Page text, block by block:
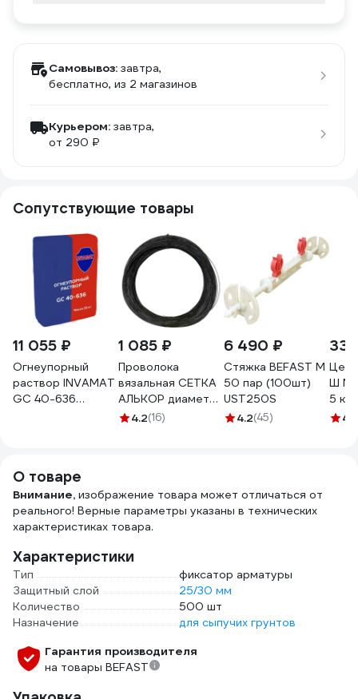
Самовывоз: завтра,
бесплатно, из 2 магазинов
Курьером: завтра,
от 290 ₽
Сопутствующие товары
11 055 ₽
Огнеупорный
раствор INVAMAT
GC 40-636
1 085 ₽
Проволока
вязальная СЕТКА
АЛЬКОР диаметр
1,2 мм бухта 500
4.2(16)
6 490 ₽
Стяжка BEFAST М
50 пар (100шт)
UST250S
4.2(45)
Ш М-
5 кг
4.6
О товаре
Внимание, изображение товара может отличаться от
реального! Верные параметры указаны в технических
характеристиках товара.
Характеристики
Тип
фиксатор арматуры
Защитный слой
25/30 мм
Количество
500 шт
Назначение
для сыпучих грунтов
Гарантия производителя
на товары BEFAST